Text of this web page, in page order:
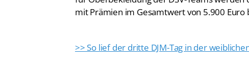
mit Prämien im Gesamtwert von 5.900 Euro
>> So lief der dritte DJM-Tag in der